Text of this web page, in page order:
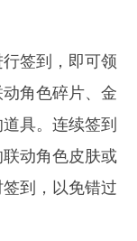
签到，即可领
角色碎片、金
具。连续签到
动角色皮肤或
到，以免错过